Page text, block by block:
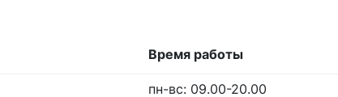
Время работы
пн-вс: 09.00-20.00